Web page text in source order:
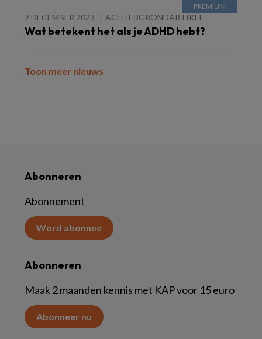
7 DECEMBER 2023 ACHTERGRONDARTIKEL
Wat betekent het als je ADHD hebt?
Toon meer nieuws
Abonneren
Abonnement
Word abonnee
Abonneren
Maak 2 maanden kennis met KAP voor 15 euro
Abonneer nu